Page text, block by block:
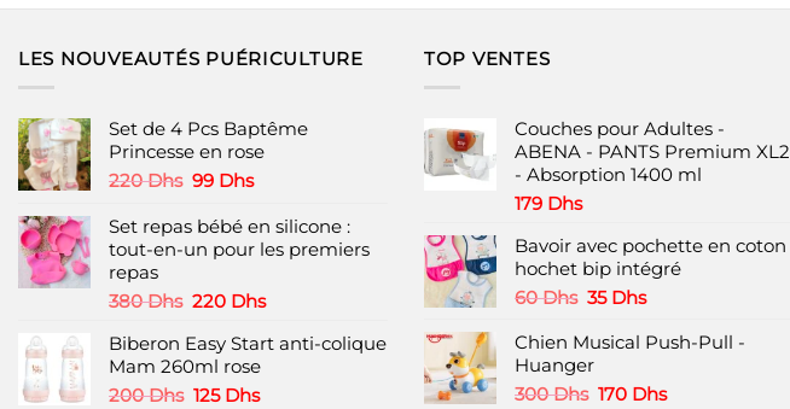
plusieurs
options
peuvent
être
page
produit
options
peuvent
être
la
page
LES NOUVEAUTÉS PUÉRICULTURE
Set de 4 Pcs Baptême
Princesse en rose
220Dhs Le
initial
était :
99 DhsLe
actuel
est :
Set repas bébé en silicone :
tout-en-un pour les premiers
repas
380Dhs Le
initial
était :
380 Dhs.
220 DhsLe
actuel
Biberon Easy Start anti-colique
Mam 260ml rose
200Dhs Le
125 DhsLe
TOP VENTES
Couches pour Adultes -
ABENA - PANTS Premium XL2
- Absorption 1400 ml
179 Dhs
Bavoir avec pochette en coton
hochet bip intégré
60Dhs Le
initial
était :
60 Dhs.
35 DhsLe
actuel
35 Dhs.
Chien Musical Push-Pull -
Huanger
300Dhs Le
170 DhsLe